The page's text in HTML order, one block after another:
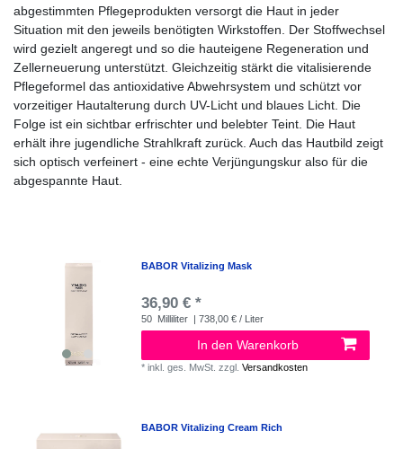
abgestimmten Pflegeprodukten versorgt die Haut in jeder
Situation mit den jeweils benötigten Wirkstoffen. Der Stoffwechsel
wird gezielt angeregt und so die hauteigene Regeneration und
Zellerneuerung unterstützt. Gleichzeitig stärkt die vitalisierende
Pflegeformel das antioxidative Abwehrsystem und schützt vor
vorzeitiger Hautalterung durch UV-Licht und blaues Licht. Die
Folge ist ein sichtbar erfrischter und belebter Teint. Die Haut
erhält ihre jugendliche Strahlkraft zurück. Auch das Hautbild zeigt
sich optisch verfeinert - eine echte Verjüngungskur also für die
abgespannte Haut.
BABOR Vitalizing Mask
36,90 € *
50 Milliliter | 738,00 € / Liter
In den Warenkorb
*inkl. ges. MwSt. zzgl.Versandkosten
BABOR Vitalizing Cream Rich